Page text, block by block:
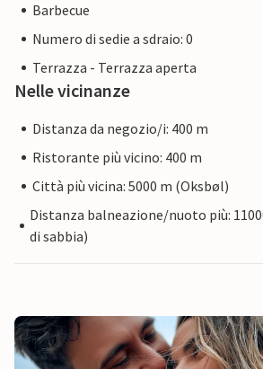
Barbecue
Numero di sedie a sdraio: 0
Terrazza - Terrazza aperta
Nelle vicinanze
Distanza da negozio/i: 400 m
Ristorante più vicino: 400 m
Città più vicina: 5000 m (Oksbøl)
Distanza balneazione/nuoto più:
di sabbia)